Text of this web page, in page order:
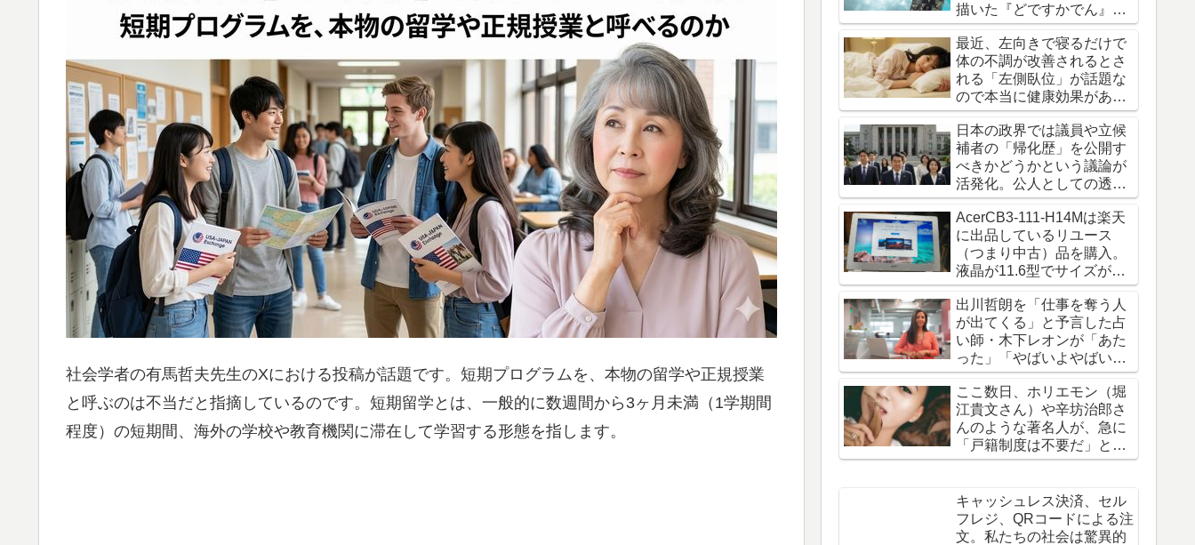
社会学者の有馬哲夫先生のXにおける投稿が話題です。短期プログラムを、本物の留学や正規授業
と呼ぶのは不当だと指摘しているのです。短期留学とは、一般的に数週間から3ヶ月未満（1学期間
程度）の短期間、海外の学校や教育機関に滞在して学習する形態を指します。
描いた『どですかでん』オ
マージュという声
最近、左向きで寝るだけで
体の不調が改善されるとさ
れる「左側臥位」が話題な
ので本当に健康効果がある
のか調べてみました。
日本の政界では議員や立候
補者の「帰化歴」を公開す
べきかどうかという議論が
活発化。公人としての透明
性とプライバシー保護の相
反
AcerCB3-111-H14Mは楽天
に出品しているリユース
（つまり中古）品を購入。
液晶が11.6型でサイズが
1.1kgのChromebookです
出川哲朗を「仕事を奪う人
が出てくる」と予言した占
い師・木下レオンが「あた
った」「やばいよやばい
よ」とネットで話題騒然
ここ数日、ホリエモン（堀
江貴文さん）や辛坊治郎さ
んのような著名人が、急に
「戸籍制度は不要だ」と発
言し、議論を呼んでいま
キャッシュレス決済、セル
フレジ、QRコードによる注
文。私たちの社会は驚異的